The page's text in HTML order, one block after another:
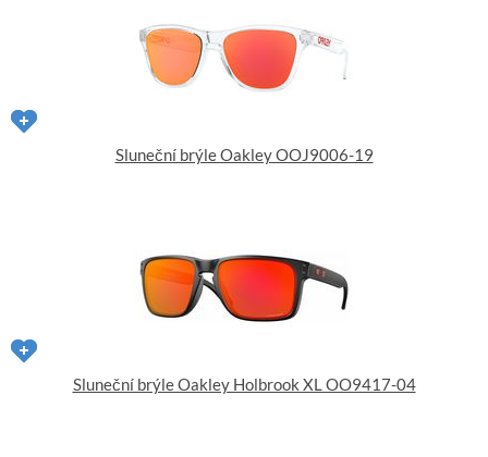
Sluneční brýle Oakley OOJ9006-19
Sluneční brýle Oakley Holbrook XL OO9417-04